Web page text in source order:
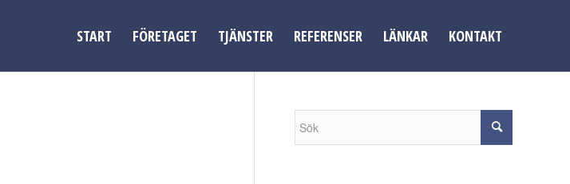
START FÖRETAGET TJÄNSTER REFERENSER LÄNKAR KONTAKT